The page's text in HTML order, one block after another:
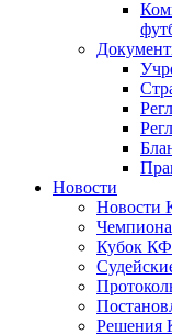
Новости
Новости
Кубок